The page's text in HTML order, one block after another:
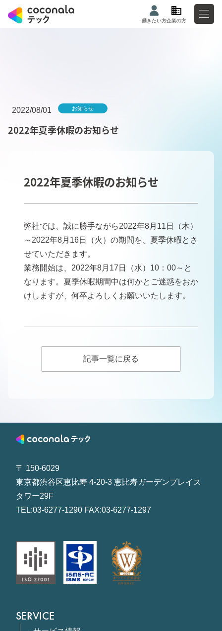
働きたい方企業の方
2022/08/01 お知らせ
2022年夏季休暇のお知らせ
2022年夏季休暇のお知らせ
弊社では、誠に勝手ながら2022年8月11日（木）
～2022年8月16日（火）の期間を、夏季休暇とさ
せていただきます。
業務開始は、2022年8月17日（水）10：00～と
なります。夏季休暇期間中は何かとご迷惑をおか
けしますが、何卒よろしくお願いいたします。
記事一覧に戻る
〒 150-6029
東京都渋谷区恵比寿 4-20-3 恵比寿ガーデンプレイス
タワー29F
TEL:03-6277-1290 FAX:03-6277-1297
SERVICE